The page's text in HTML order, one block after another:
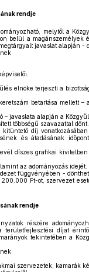
rendje
melytől a
belül a magánszemélyek
javaslat alapján -
elnöke terjeszti a
betartása mellett –
– javaslata alapján a
többségű szavazattal dönt.
díj
és átadásának
díszes grafikai
az adományozás idejét.
függvényében -
Ft-ot, szervezet
rendje
részére
díjat
tekintetében a
szervezetek, kamarák